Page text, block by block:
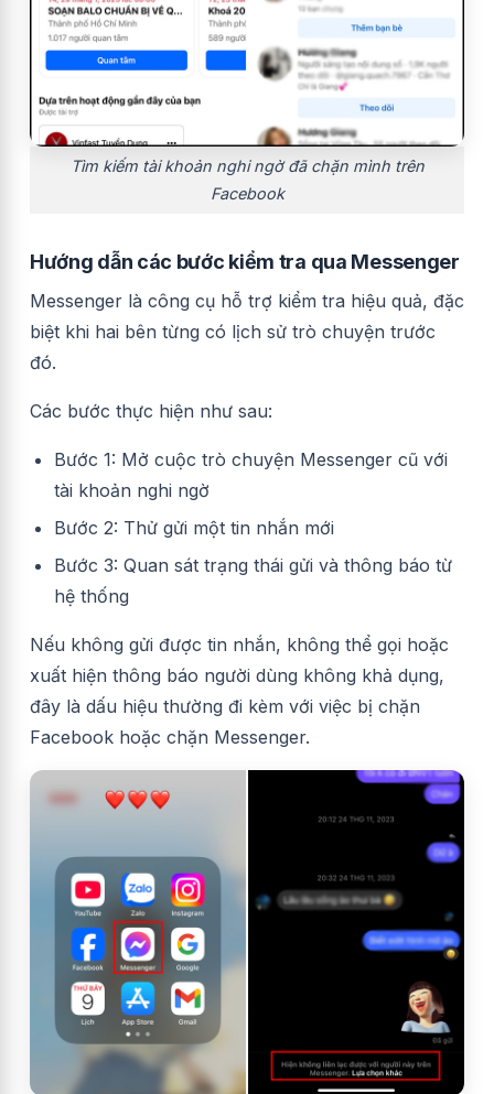
Tìm kiếm tài khoản nghi ngờ đã chặn mình trên
Facebook
Hướng dẫn các bước kiểm tra qua Messenger
Messenger là công cụ hỗ trợ kiểm tra hiệu quả, đặc
biệt khi hai bên từng có lịch sử trò chuyện trước
đó.
Các bước thực hiện như sau:
Bước 1: Mở cuộc trò chuyện Messenger cũ với
tài khoản nghi ngờ
Bước 2: Thử gửi một tin nhắn mới
Bước 3: Quan sát trạng thái gửi và thông báo từ
hệ thống
Nếu không gửi được tin nhắn, không thể gọi hoặc
xuất hiện thông báo người dùng không khả dụng,
đây là dấu hiệu thường đi kèm với việc bị chặn
Facebook hoặc chặn Messenger.